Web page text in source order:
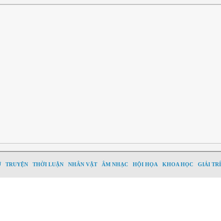
TRUYỆN THỜI LUẬN NHÂN VẬT ÂM NHẠC HỘI HỌA KHOA HỌC GIẢI TRÍ